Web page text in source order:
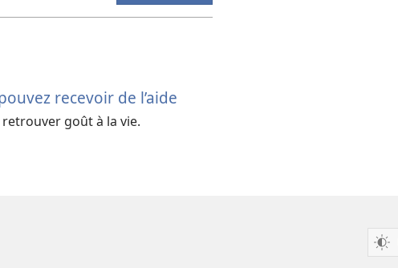
recevoir de l’aide
goût à la vie.